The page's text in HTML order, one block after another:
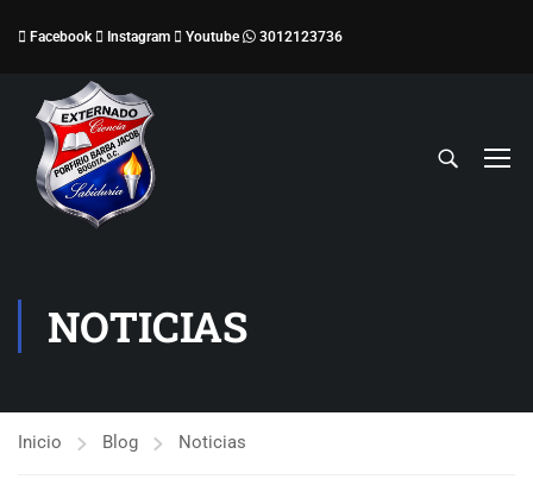
Facebook Instagram Youtube 3012123736
NOTICIAS
Inicio Blog Noticias